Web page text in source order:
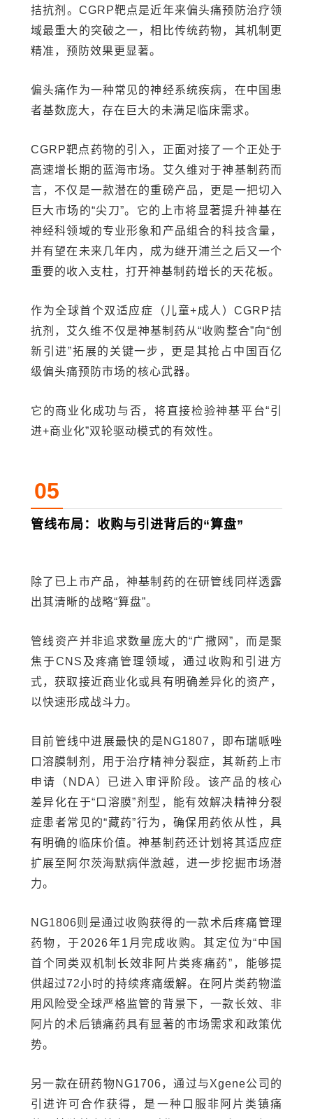
拮抗剂。CGRP靶点是近年来偏头痛预防治疗领
域最重大的突破之一，相比传统药物，其机制更
精准，预防效果更显著。
偏头痛作为一种常见的神经系统疾病，在中国患
者基数庞大，存在巨大的未满足临床需求。
CGRP靶点药物的引入，正面对接了一个正处于
高速增长期的蓝海市场。艾久维对于神基制药而
言，不仅是一款潜在的重磅产品，更是一把切入
巨大市场的“尖刀”。它的上市将显著提升神基在
神经科领域的专业形象和产品组合的科技含量，
并有望在未来几年内，成为继开浦兰之后又一个
重要的收入支柱，打开神基制药增长的天花板。
作为全球首个双适应症（儿童+成人）CGRP拮
抗剂，艾久维不仅是神基制药从“收购整合”向“创
新引进”拓展的关键一步，更是其抢占中国百亿
级偏头痛预防市场的核心武器。
它的商业化成功与否，将直接检验神基平台“引
进+商业化”双轮驱动模式的有效性。
05
管线布局：收购与引进背后的“算盘”
除了已上市产品，神基制药的在研管线同样透露
出其清晰的战略“算盘”。
管线资产并非追求数量庞大的“广撒网”，而是聚
焦于CNS及疼痛管理领域，通过收购和引进方
式，获取接近商业化或具有明确差异化的资产，
以快速形成战斗力。
目前管线中进展最快的是NG1807，即布瑞哌唑
口溶膜制剂，用于治疗精神分裂症，其新药上市
申请（NDA）已进入审评阶段。该产品的核心
差异化在于“口溶膜”剂型，能有效解决精神分裂
症患者常见的“藏药”行为，确保用药依从性，具
有明确的临床价值。神基制药还计划将其适应症
扩展至阿尔茨海默病伴激越，进一步挖掘市场潜
力。
NG1806则是通过收购获得的一款术后疼痛管理
药物，于2026年1月完成收购。其定位为“中国
首个同类双机制长效非阿片类疼痛药”，能够提
供超过72小时的持续疼痛缓解。在阿片类药物滥
用风险受全球严格监管的背景下，一款长效、非
阿片的术后镇痛药具有显著的市场需求和政策优
势。
另一款在研药物NG1706，通过与Xgene公司的
引进许可合作获得，是一种口服非阿片类镇痛